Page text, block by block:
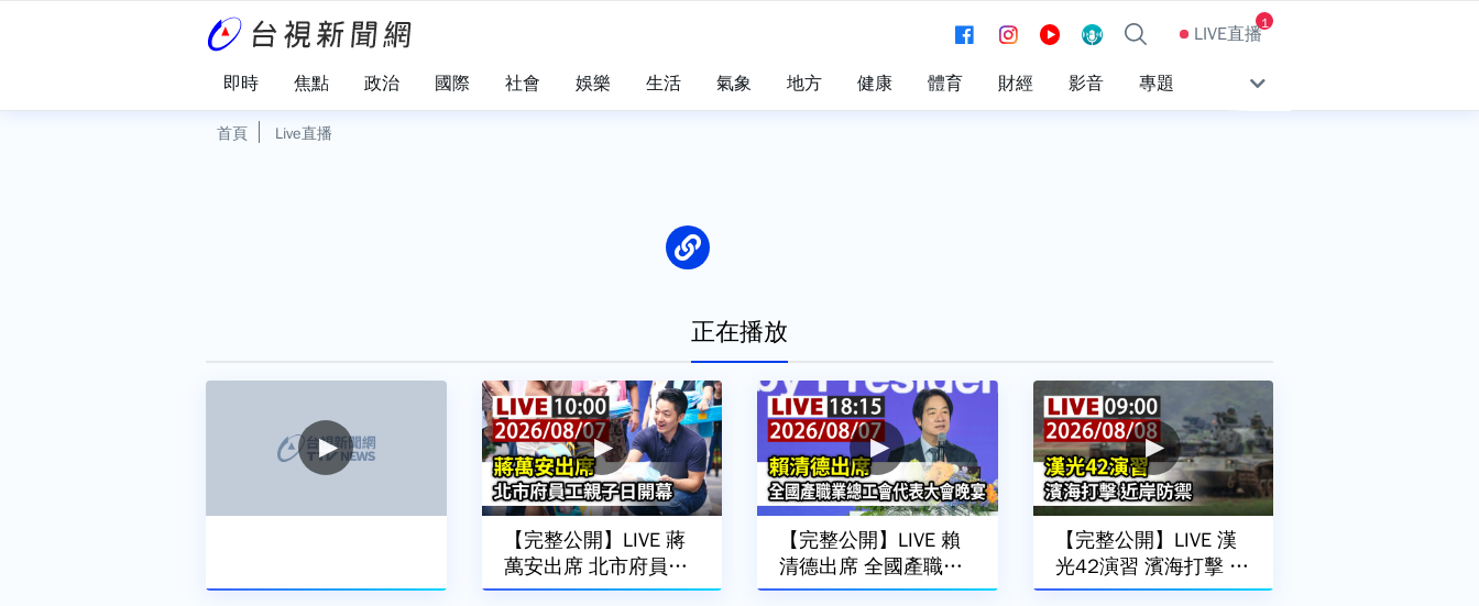
LIVE直播1
即時 焦點 政治 國際 社會 娛樂 生活 氣象 地方 健康 體育 財經 影音 專題
首頁 Live直播
正在播放
【完整公開】LIVE 蔣
萬安出席 北市府員工
親子日開幕
【完整公開】LIVE 賴
清德出席 全國產職業
總工會代表大會晚宴
【完整公開】LIVE 漢
光42演習 濱海打擊 近
岸防禦